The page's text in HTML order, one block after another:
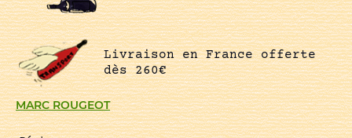
MARC ROUGEOT
Livraison en France offerte
dès 260€